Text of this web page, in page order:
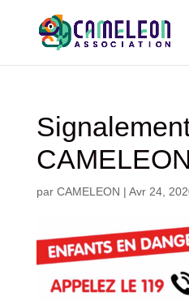
CAMELEON
par CAMELEON | Avr 24,